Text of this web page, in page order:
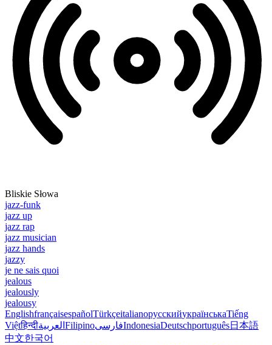
Bliskie Słowa
jazz-funk
jazz up
jazz rap
jazz musician
jazz hands
jazzy
je ne sais quoi
jealous
jealously
jealousy
EnglishfrançaisespañolTürkçeitalianoрусскийукраїнськаTiếng
Việtहिन्दीالعربية FilipinoفارسیIndonesiaDeutschportuguês日本語
中文한국어